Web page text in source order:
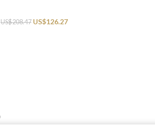
US$208.47 US$126.27